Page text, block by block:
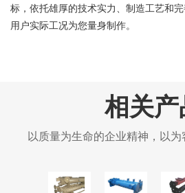
标，依托雄厚的技术实力、制造工艺和
用户实际工况为您量身制作。
相关产
以质量为生命的企业精神，以